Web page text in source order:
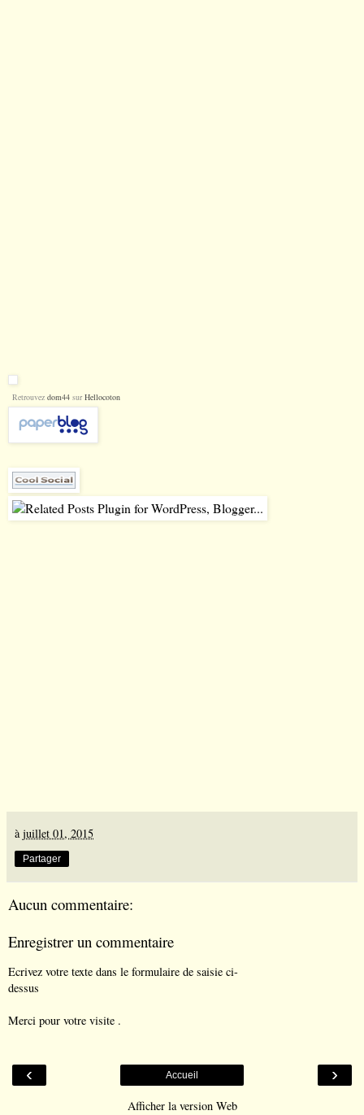
Retrouvez dom44 sur Hellocoton
à juillet 01, 2015
Partager
Aucun commentaire:
Enregistrer un commentaire
Ecrivez votre texte dans le formulaire de saisie ci-
dessus
Merci pour votre visite .
‹ ›
Accueil
Afficher la version Web